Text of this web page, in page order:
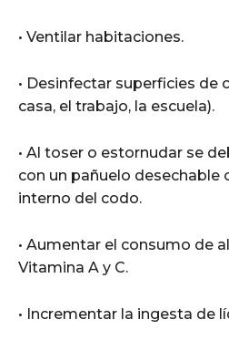
• Ventilar habitaciones.
• Desinfectar superficies de
casa, el trabajo, la escuela).
• Al toser o estornudar se
con un pañuelo desechable
interno del codo.
• Aumentar el consumo de
Vitamina A y C.
• Incrementar la ingesta de